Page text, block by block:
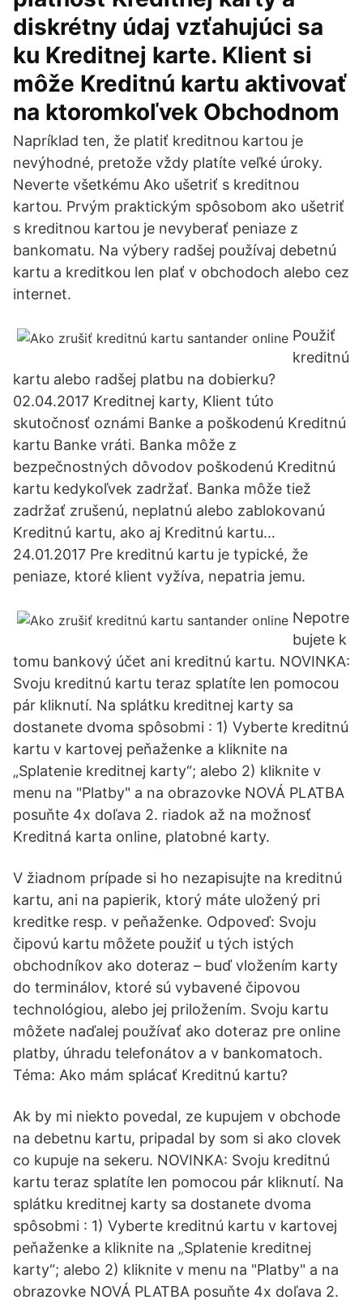
diskrétny údaj vzťahujúci sa
ku Kreditnej karte. Klient si
môže Kreditnú kartu aktivovať
na ktoromkoľvek Obchodnom
Napríklad ten, že platiť kreditnou kartou je
nevýhodné, pretože vždy platíte veľké úroky.
Neverte všetkému Ako ušetriť s kreditnou
kartou. Prvým praktickým spôsobom ako ušetriť
s kreditnou kartou je nevyberať peniaze z
bankomatu. Na výbery radšej používaj debetnú
kartu a kreditkou len plať v obchodoch alebo cez
internet.
Použiť
kreditnú
kartu alebo radšej platbu na dobierku?
02.04.2017 Kreditnej karty, Klient túto
skutočnosť oznámi Banke a poškodenú Kreditnú
kartu Banke vráti. Banka môže z
bezpečnostných dôvodov poškodenú Kreditnú
kartu kedykoľvek zadržať. Banka môže tiež
zadržať zrušenú, neplatnú alebo zablokovanú
Kreditnú kartu, ako aj Kreditnú kartu…
24.01.2017 Pre kreditnú kartu je typické, že
peniaze, ktoré klient vyžíva, nepatria jemu.
Nepotre
bujete k
tomu bankový účet ani kreditnú kartu. NOVINKA:
Svoju kreditnú kartu teraz splatíte len pomocou
pár kliknutí. Na splátku kreditnej karty sa
dostanete dvoma spôsobmi : 1) Vyberte kreditnú
kartu v kartovej peňaženke a kliknite na
„Splatenie kreditnej karty“; alebo 2) kliknite v
menu na "Platby" a na obrazovke NOVÁ PLATBA
posuňte 4x doľava 2. riadok až na možnosť
Kreditná karta online, platobné karty.
V žiadnom prípade si ho nezapisujte na kreditnú
kartu, ani na papierik, ktorý máte uložený pri
kreditke resp. v peňaženke. Odpoveď: Svoju
čipovú kartu môžete použiť u tých istých
obchodníkov ako doteraz – buď vložením karty
do terminálov, ktoré sú vybavené čipovou
technológiou, alebo jej priložením. Svoju kartu
môžete naďalej používať ako doteraz pre online
platby, úhradu telefonátov a v bankomatoch.
Téma: Ako mám splácať Kreditnú kartu?
Ak by mi niekto povedal, ze kupujem v obchode
na debetnu kartu, pripadal by som si ako clovek
co kupuje na sekeru. NOVINKA: Svoju kreditnú
kartu teraz splatíte len pomocou pár kliknutí. Na
splátku kreditnej karty sa dostanete dvoma
spôsobmi : 1) Vyberte kreditnú kartu v kartovej
peňaženke a kliknite na „Splatenie kreditnej
karty“; alebo 2) kliknite v menu na "Platby" a na
obrazovke NOVÁ PLATBA posuňte 4x doľava 2.